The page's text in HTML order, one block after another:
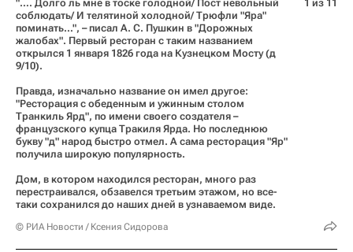
"…. Долго ль мне в тоске голодной/ Пост невольный
соблюдать/ И телятиной холодной/ Трюфли "Яра"
поминать…", – писал А. С. Пушкин в "Дорожных
жалобах". Первый ресторан с таким названием
открылся 1 января 1826 года на Кузнецком Мосту (д
9/10).
Правда, изначально название он имел другое:
"Ресторация с обеденным и ужинным столом
Транкиль Ярд", по имени своего создателя –
французского купца Тракиля Ярда. Но последнюю
букву "д" народ быстро отмел. А сама ресторация "Яр"
получила широкую популярность.
Дом, в котором находился ресторан, много раз
перестраивался, обзавелся третьим этажом, но все-
таки сохранился до наших дней в узнаваемом виде.
© РИА Новости / Ксения Сидорова
1 из 11